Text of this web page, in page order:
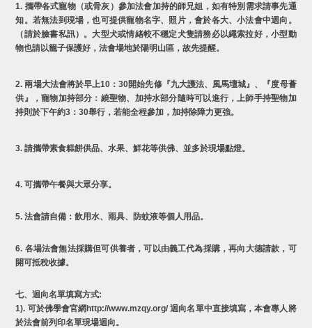
1. 攜帶各式寵物（或骨灰）參加法會加持的師兄姐，如有特別需求請事先通
知。若無法到現場，也可提供寵物名字、照片，會於各大、小法會中迴向。
（請於臉書私訊）。大型犬或情緒較不穩定犬隻請務必以繩索拉好，小型動
物也請以籠子保護好，法會場地於陽明山區，故先提醒。
2. 兩場大法會將於早上10：30開始先修『九大護法、風馬壇城』、『度母薈
供』，寵物加持部分：繞聖物、加持水部分隨時可以進行，上師手持聖物加
持則於下午約3：30舉行，若能全程參加，加持除障力更強。
3. 請攜帶素食糕餅供品、水果、鮮花等供佛、並多於現場點燈。
4. 可攜帶午餐與大眾分享。
5. 法會請自備：飲用水、雨具、防蚊液等個人用品。
6. 各場法會無法採購但可供養者，可以由義工代為採購，再向大德請款，可
開可抵稅收據。
七、迴向名單填寫方式:
1). 可於佛學會官網http://www.mzqy.org/ 迴向名單中直接填寫，本會專人將
於法會前列印名單現場迴向。